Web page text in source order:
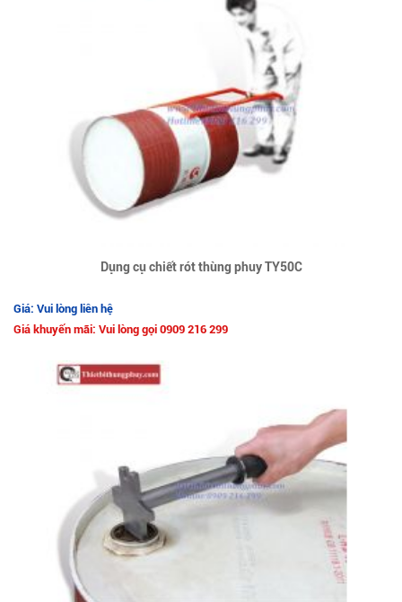
Dụng cụ chiết rót thùng phuy TY50C
Giá: Vui lòng liên hệ
Giá khuyến mãi: Vui lòng gọi 0909 216 299